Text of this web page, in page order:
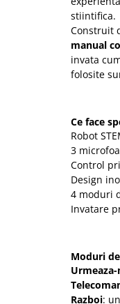
stiintifica.
Construit
manual
invata
folosite
Ce face
Robot
3
Control
Design
4 moduri
Invatare
Moduri
Razboi: